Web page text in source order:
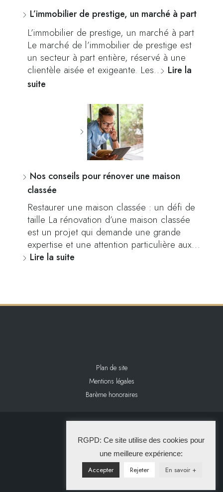
L’immobilier de prestige, un marché à part
L’immobilier de prestige, un marché à part
Le marché de l’immobilier de prestige est
un secteur à part entière, réservé à une
clientèle aisée et exigeante. Les… Lire la
suite
Nos conseils pour rénover une maison
classée
Restaurer une maison classée : un défi de
taille La rénovation d’une maison classée
est un projet qui demande une grande
expertise et une attention particulière aux…
Lire la suite
Plan de site
Mentions légales
Barème honoraires
La Solution Immo
RGPD: Ce site utilise des cookies pour
une meilleure expérience:
Accepter Rejeter En savoir +